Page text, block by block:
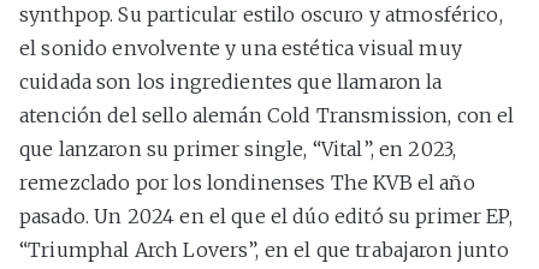
synthpop. Su particular estilo oscuro y atmosférico,
el sonido envolvente y una estética visual muy
cuidada son los ingredientes que llamaron la
atención del sello alemán Cold Transmission, con el
que lanzaron su primer single, “Vital”, en 2023,
remezclado por los londinenses The KVB el año
pasado. Un 2024 en el que el dúo editó su primer EP,
“Triumphal Arch Lovers”, en el que trabajaron junto